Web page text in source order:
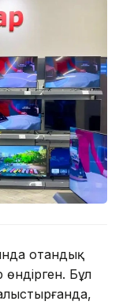
отандық
Бұл